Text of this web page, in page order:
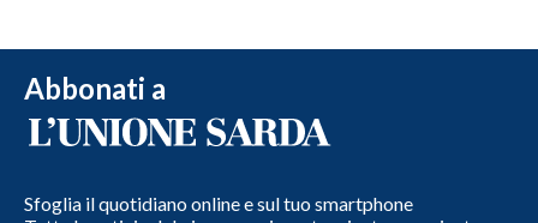
Abbonati a
Sfoglia il quotidiano online e sul tuo smartphone